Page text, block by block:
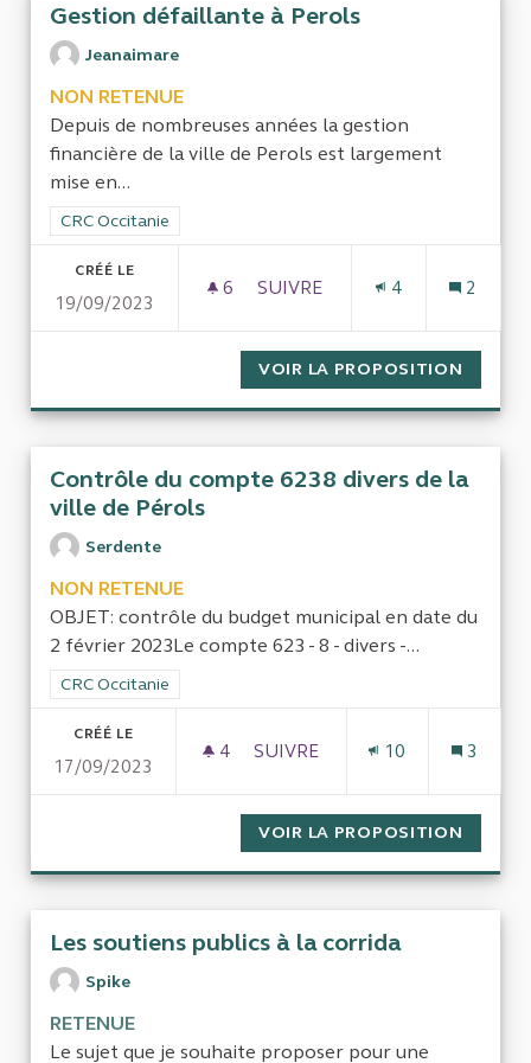
Gestion défaillante à Perols
Jeanaimare
NON RETENUE
Depuis de nombreuses années la gestion
financière de la ville de Perols est largement
mise en...
Filtrer les résultats de la catégorie : CRC Occitanie
CRC Occitanie
CRÉÉ LE
19/09/2023
6 6 ABONNÉS
SUIVRE
4 2
VOIR LA PROPOSITION
Contrôle du compte 6238 divers de la
ville de Pérols
Serdente
NON RETENUE
OBJET: contrôle du budget municipal en date du
2 février 2023Le compte 623 - 8 - divers -...
Filtrer les résultats de la catégorie : CRC Occitanie
CRC Occitanie
CRÉÉ LE
17/09/2023
4 4 ABONNÉS
SUIVRE
10 3
VOIR LA PROPOSITION
Les soutiens publics à la corrida
Spike
RETENUE
Le sujet que je souhaite proposer pour une